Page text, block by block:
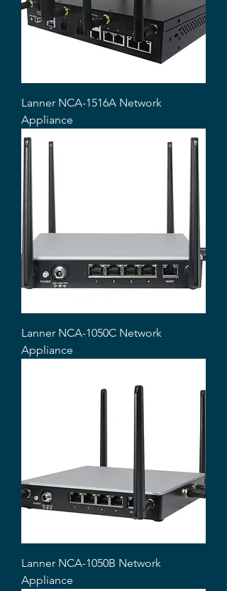
Lanner NCA-1516A Network
Appliance
Lanner NCA-1050C Network
Appliance
Lanner NCA-1050B Network
Appliance